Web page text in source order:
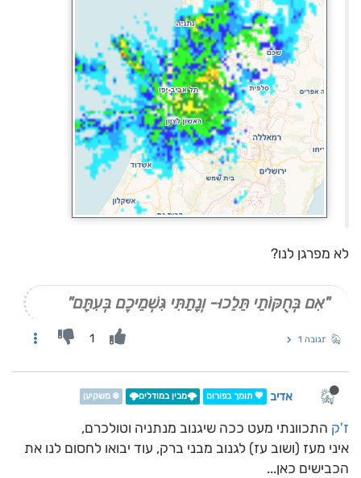
לא מפרגן לנו?
"אִם בְּחֻקּוֹתַי תֵּלֵכוּ- וְנָתַתִּי גִּשְׁמֵיכֶם בְּעִתָּם"
תגובה 1 1
אדיב 💖 תומך בפורום 🌩️מבין במודלים🌩️ ❄️ משקיען
ז'ק התכוונתי מעט ככה שיגנוב מנתניה וטולכרם,
איני מעז (ושוב עז) לגנוב מבני ברק, עוד יבואו לחסום לנו את
הכבישים כאן...